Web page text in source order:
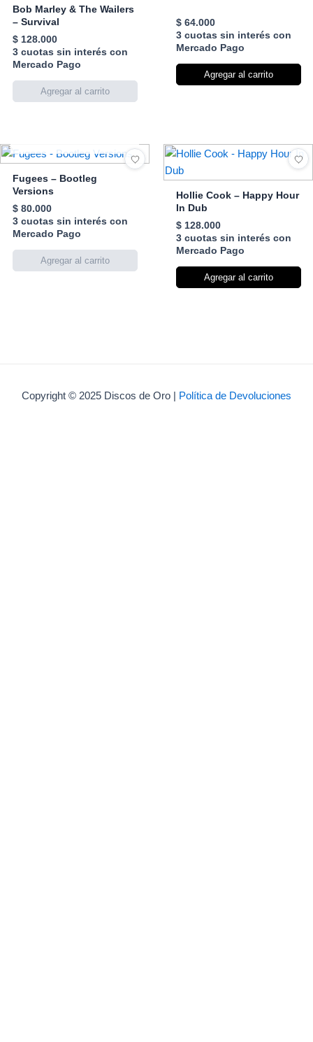
Bob Marley & The Wailers
– Survival
$128.000
3 cuotas sin interés con
Mercado Pago
$64.000
3 cuotas sin interés con
Mercado Pago
Agregar al carrito
Fugees – Bootleg
Versions
$80.000
3 cuotas sin interés con
Mercado Pago
Hollie Cook – Happy Hour
In Dub
$128.000
3 cuotas sin interés con
Mercado Pago
Agregar al carrito
Copyright © 2025 Discos de Oro | Política de Devoluciones